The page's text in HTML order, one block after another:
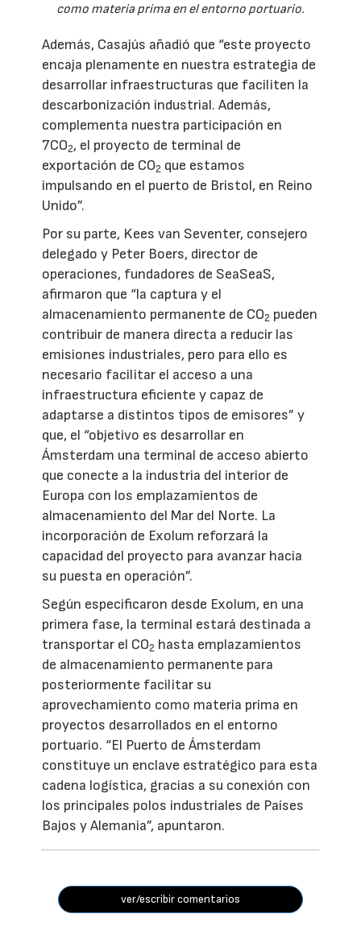
como materia prima en el entorno portuario.
Además, Casajús añadió que “este proyecto
encaja plenamente en nuestra estrategia de
desarrollar infraestructuras que faciliten la
descarbonización industrial. Además,
complementa nuestra participación en
7CO2, el proyecto de terminal de
exportación de CO2 que estamos
impulsando en el puerto de Bristol, en Reino
Unido”.
Por su parte, Kees van Seventer, consejero
delegado y Peter Boers, director de
operaciones, fundadores de SeaSeaS,
afirmaron que “la captura y el
almacenamiento permanente de CO2 pueden
contribuir de manera directa a reducir las
emisiones industriales, pero para ello es
necesario facilitar el acceso a una
infraestructura eficiente y capaz de
adaptarse a distintos tipos de emisores” y
que, el “objetivo es desarrollar en
Ámsterdam una terminal de acceso abierto
que conecte a la industria del interior de
Europa con los emplazamientos de
almacenamiento del Mar del Norte. La
incorporación de Exolum reforzará la
capacidad del proyecto para avanzar hacia
su puesta en operación”.
Según especificaron desde Exolum, en una
primera fase, la terminal estará destinada a
transportar el CO2 hasta emplazamientos
de almacenamiento permanente para
posteriormente facilitar su
aprovechamiento como materia prima en
proyectos desarrollados en el entorno
portuario. “El Puerto de Ámsterdam
constituye un enclave estratégico para esta
cadena logística, gracias a su conexión con
los principales polos industriales de Países
Bajos y Alemania”, apuntaron.
ver/escribir comentarios